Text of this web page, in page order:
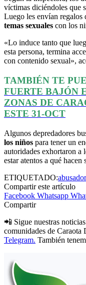
víctimas diciéndoles que
Luego les envían regalos
temas sexuales con los
«Lo induce tanto que
esta persona, termina
con contenido sexual»,
TAMBIÉN TE
FUERTE BAJÓN
ZONAS DE
ESTE 31-OCT
Algunos depredadores
los niños para tener un
autoridades exhortaron a
estar atentos a qué hacen
ETIQUETADO:
Compartir este artículo
Facebook Whatsapp
Compartir
📲 Sigue nuestras
comunidades de
Telegram. También